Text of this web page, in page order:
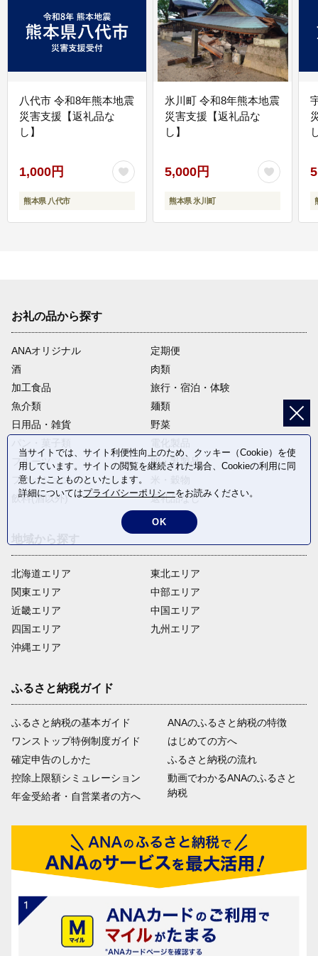
八代市 令和8年熊本地震
災害支援【返礼品な
し】
1,000円
熊本県 八代市
氷川町 令和8年熊本地震
災害支援【返礼品な
し】
5,000円
熊本県 氷川町
お礼の品から探す
ANAオリジナル
定期便
酒
肉類
加工食品
旅行・宿泊・体験
魚介類
麺類
日用品・雑貨
野菜
フルーツ
卵・乳製品
ファッション
飲料(酒以外)
返礼品なし
北海道エリア
関東エリア
近畿エリア
四国エリア
沖縄エリア
東北エリア
中部エリア
中国エリア
九州エリア
ふるさと納税ガイド
ふるさと納税の基本ガイド
ワンストップ特例制度ガイド
確定申告のしかた
控除上限額シミュレーション
年金受給者・自営業者の方へ
ANAのふるさと納税の特徴
はじめての方へ
ふるさと納税の流れ
動画でわかるANAのふるさと
納税
当サイトでは、サイト利便性向上のため、クッキー（Cookie）を使
用しています。サイトの閲覧を継続された場合、Cookieの利用に同
意したことものといたします。
詳細についてはプライバシーポリシーをお読みください。
OK